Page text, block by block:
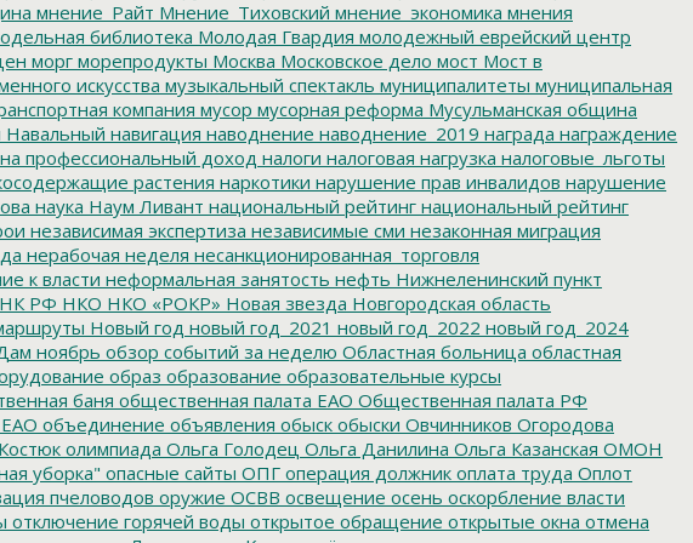
мнение_Райт Мнение_Тиховский мнение_экономика мнения
библиотека Молодая Гвардия молодежный еврейский центр
морг морепродукты Москва Московское дело мост Мост в
искусства музыкальный спектакль муниципалитеты муниципальная
компания мусор мусорная реформа Мусульманская община
Навальный навигация наводнение наводнение_2019 награда награждение
профессиональный доход налоги налоговая нагрузка налоговые_льготы
растения наркотики нарушение прав инвалидов нарушение
наука Наум Ливант национальный рейтинг национальный рейтинг
независимая экспертиза независимые сми незаконная миграция
нерабочая неделя несанкционированная_торговля
к власти неформальная занятость нефть Нижнеленинский пункт
НК РФ НКО НКО «РОКР» Новая звезда Новгородская область
Новый год новый год_2021 новый год_2022 новый год_2024
ноябрь обзор событий за неделю Областная больница областная
образ образование образовательные курсы
баня общественная палата ЕАО Общественная палата РФ
ЕАО объединение объявления обыск обыски Овчинников Огородова
олимпиада Ольга Голодец Ольга Данилина Ольга Казанская ОМОН
уборка" опасные сайты ОПГ операция должник оплата труда Оплот
пчеловодов оружие ОСВВ освещение осень оскорбление власти
отключение горячей воды открытое обращение открытые окна отмена